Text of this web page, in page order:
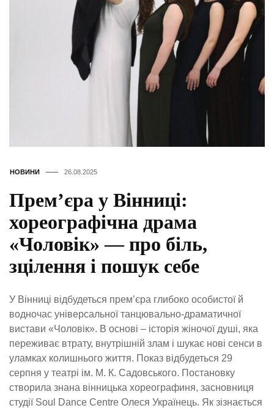
НОВИНИ 26.08.2025
Премʼєра у Вінниці:
хореографічна драма
«Чоловік» — про біль,
зцілення і пошук себе
У Вінниці відбудеться прем’єра глибоко особистої й
водночас універсальної танцювально-драматичної
вистави «Чоловік». В основі – історія жіночої душі, яка
переживає втрату, внутрішній злам і шукає нові сенси в
уламках колишнього життя. Показ відбудеться 29
серпня у театрі ім. М. К. Садовського. Постановку
створила знана вінницька хореографиня, засновниця
студії Soul Dance Centre Олеся Українець. Як зізнається